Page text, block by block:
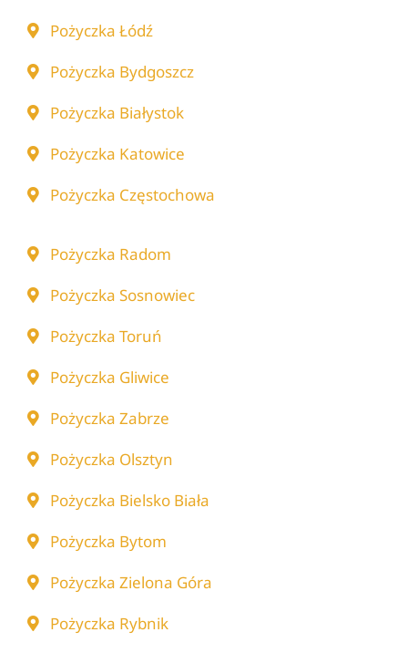
Pożyczka Łódź
Pożyczka Bydgoszcz
Pożyczka Białystok
Pożyczka Katowice
Pożyczka Częstochowa
Pożyczka Radom
Pożyczka Sosnowiec
Pożyczka Toruń
Pożyczka Gliwice
Pożyczka Zabrze
Pożyczka Olsztyn
Pożyczka Bielsko Biała
Pożyczka Bytom
Pożyczka Zielona Góra
Pożyczka Rybnik